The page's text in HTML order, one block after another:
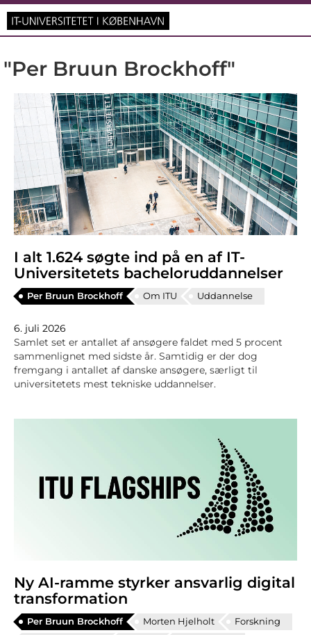
"Per Bruun Brockhoff"
I alt 1.624 søgte ind på en af IT-
Universitetets bacheloruddannelser
Per Bruun Brockhoff Om ITU Uddannelse
6. juli 2026
Samlet set er antallet af ansøgere faldet med 5 procent
sammenlignet med sidste år. Samtidig er der dog
fremgang i antallet af danske ansøgere, særligt til
universitetets mest tekniske uddannelser.
Ny AI‑ramme styrker ansvarlig digital
transformation
Per Bruun Brockhoff Morten Hjelholt
Forskning